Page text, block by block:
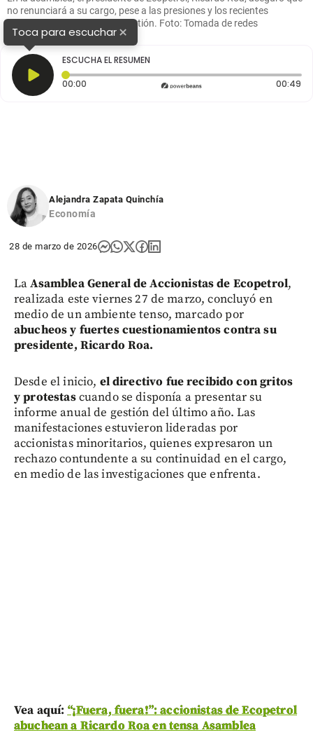
no renunciará a su cargo, pese a las presiones y los recientes
escándalos que rodean su gestión. Foto: Tomada de redes
Toca para escuchar×
ESCUCHA EL RESUMEN
00:00 Tiempo transcurrido: 0 segundos 00:49
Alejandra Zapata Quinchía
Economía
28 de marzo de 2026
LaAsamblea General de Accionistas de Ecopetrol,
realizada este viernes 27 de marzo, concluyó en
medio de un ambiente tenso, marcado por
abucheos y fuertes cuestionamientos contra su
presidente, Ricardo Roa.
Desde el inicio, el directivo fue recibido con gritos
y protestascuando se disponía a presentar su
informe anual de gestión del último año. Las
manifestaciones estuvieron lideradas por
accionistas minoritarios, quienes expresaron un
rechazo contundente a su continuidad en el cargo,
en medio de las investigaciones que enfrenta.
Vea aquí: “¡Fuera, fuera!”: accionistas de Ecopetrol
abuchean a Ricardo Roa en tensa Asamblea